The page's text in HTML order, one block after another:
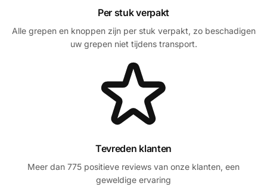
Per stuk verpakt
Alle grepen en knoppen zijn per stuk verpakt, zo beschadigen
uw grepen niet tijdens transport.
Tevreden klanten
Meer dan 775 positieve reviews van onze klanten, een
geweldige ervaring